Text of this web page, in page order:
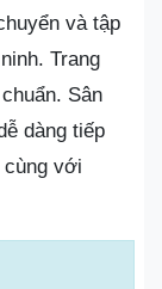
và tập
Trang
Sân
dàng tiếp
với